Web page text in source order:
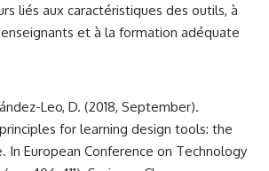
liés aux caractéristiques des outils, à
et à la formation adéquate
Leo, D. (2018, September).
for learning design tools: the
In European Conference on Technology